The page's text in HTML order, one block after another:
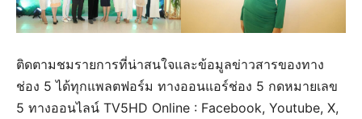
ติดตามชมรายการที่น่าสนใจและข้อมูลข่าวสารของทาง
ช่อง 5 ได้ทุกแพลตฟอร์ม ทางออนแอร์ช่อง 5 กดหมายเลข
5 ทางออนไลน์ TV5HD Online : Facebook, Youtube, X,